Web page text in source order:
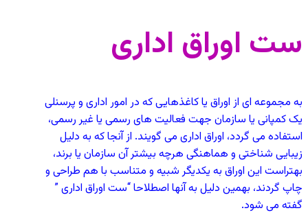
ست اوراق اداری
به مجموعه ای از اوراق یا کاغذهایی که در امور اداری و پرسنلی
یک کمپانی یا سازمان جهت فعالیت های رسمی یا غیر رسمی،
استفاده می گردد، اوراق اداری می گویند. از آنجا که به دلیل
زیبایی شناختی و هماهنگی هرچه بیشتر آن سازمان یا برند،
بهتراست این اوراق به یکدیگر شبیه و متناسب با هم طراحی و
چاپ گردند، بهمین دلیل به آنها اصطلاحا “ست اوراق اداری ”
گفته می شود.